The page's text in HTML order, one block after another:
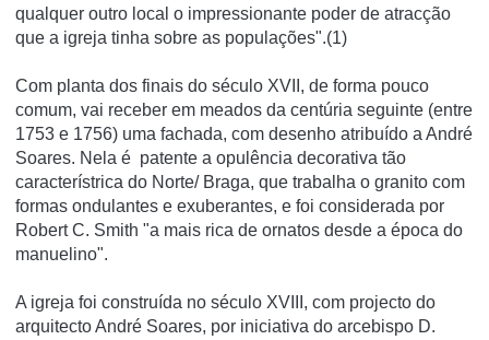
qualquer outro local o impressionante poder de atracção
que a igreja tinha sobre as populações".(1)
Com planta dos finais do século XVII, de forma pouco
comum, vai receber em meados da centúria seguinte (entre
1753 e 1756) uma fachada, com desenho atribuído a André
Soares. Nela é patente a opulência decorativa tão
característrica do Norte/ Braga, que trabalha o granito com
formas ondulantes e exuberantes, e foi considerada por
Robert C. Smith "a mais rica de ornatos desde a época do
manuelino".
A igreja foi construí­da no século XVIII, com projecto do
arquitecto André Soares, por iniciativa do arcebispo D.